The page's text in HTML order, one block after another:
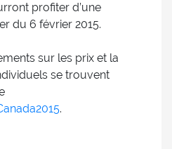
profiter d’une
du 6 février 2015.
sur les prix et la
se trouvent
.